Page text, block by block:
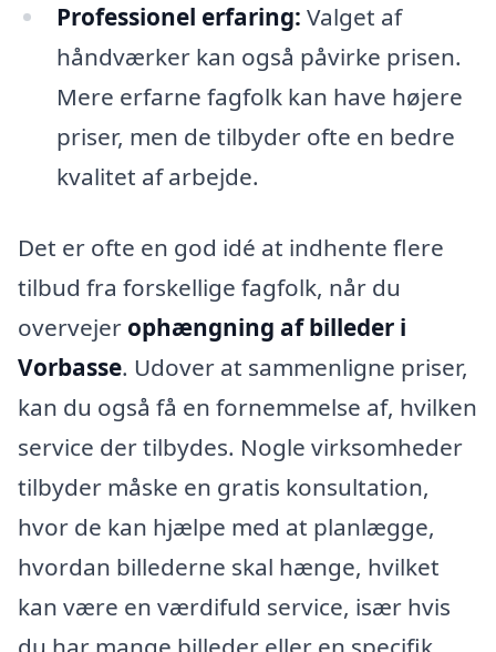
Professionel erfaring: Valget af
håndværker kan også påvirke prisen.
Mere erfarne fagfolk kan have højere
priser, men de tilbyder ofte en bedre
kvalitet af arbejde.
Det er ofte en god idé at indhente flere
tilbud fra forskellige fagfolk, når du
overvejer ophængning af billeder i
Vorbasse. Udover at sammenligne priser,
kan du også få en fornemmelse af, hvilken
service der tilbydes. Nogle virksomheder
tilbyder måske en gratis konsultation,
hvor de kan hjælpe med at planlægge,
hvordan billederne skal hænge, hvilket
kan være en værdifuld service, især hvis